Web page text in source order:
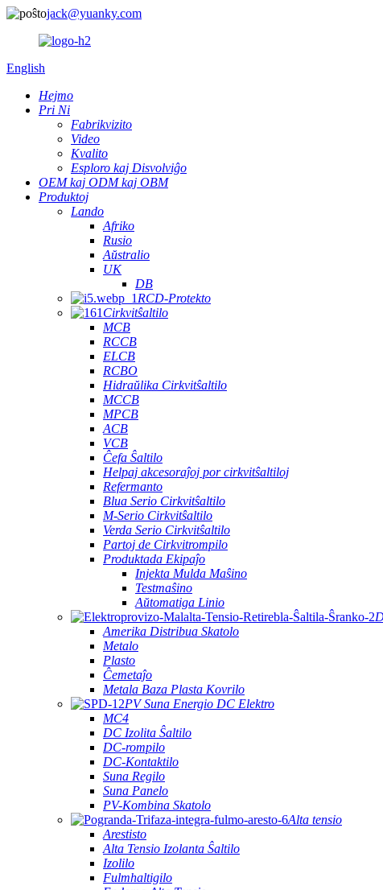
jack@yuanky.com
English
Hejmo
Pri Ni
Fabrikvizito
Video
Kvalito
Esploro kaj Disvolviĝo
OEM kaj ODM kaj OBM
Produktoj
Lando
Afriko
Rusio
Aŭstralio
UK
DB
RCD-Protekto
Cirkvitŝaltilo
MCB
RCCB
ELCB
RCBO
Hidraŭlika Cirkvitŝaltilo
MCCB
MPCB
ACB
VCB
Ĉefa Ŝaltilo
Helpaj akcesoraĵoj por cirkvitŝaltiloj
Refermanto
Blua Serio Cirkvitŝaltilo
M-Serio Cirkvitŝaltilo
Verda Serio Cirkvitŝaltilo
Partoj de Cirkvitrompilo
Produktada Ekipaĵo
Injekta Mulda Maŝino
Testmaŝino
Aŭtomatiga Linio
Amerika Distribua Skatolo
Metalo
Plasto
Ĉemetaĵo
Metala Baza Plasta Kovrilo
PV Suna Energio DC Elektro
MC4
DC Izolita Ŝaltilo
DC-rompilo
DC-Kontaktilo
Suna Regilo
Suna Panelo
PV-Kombina Skatolo
Alta tensio
Arestisto
Alta Tensio Izolanta Ŝaltilo
Izolilo
Fulmhaltigilo